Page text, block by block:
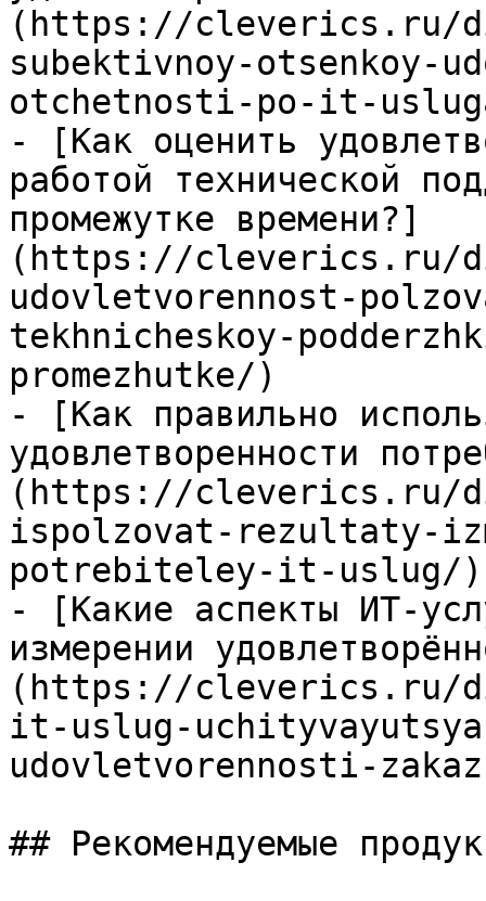
(https://cleverics.ru/
subektivnoy-otsenkoy-
otchetnosti-po-it-
- [Как оценить
работой технической
промежутке времени?]
(https://cleverics.ru/
udovletvorennost-
tekhnicheskoy-
promezhutke/)
- [Как правильно
удовлетворенности
(https://cleverics.ru/
ispolzovat-rezultaty-
potrebiteley-it-uslug/)
- [Какие аспекты ИТ-
измерении
(https://cleverics.ru/
it-uslug-
udovletvorennosti-
## Рекомендуемые